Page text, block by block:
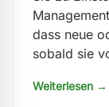
dass neue
sobald sie
Weiterlesen →